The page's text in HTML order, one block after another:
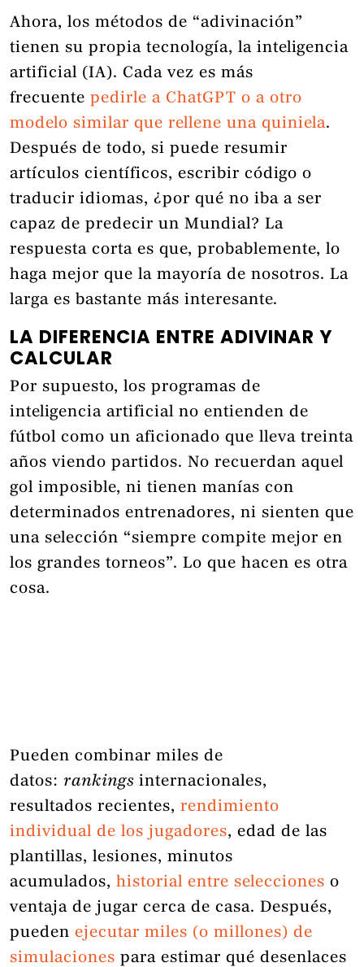
Ahora, los métodos de “adivinación”
tienen su propia tecnología, la inteligencia
artificial (IA). Cada vez es más
frecuente pedirle a ChatGPT o a otro
modelo similar que rellene una quiniela.
Después de todo, si puede resumir
artículos científicos, escribir código o
traducir idiomas, ¿por qué no iba a ser
capaz de predecir un Mundial? La
respuesta corta es que, probablemente, lo
haga mejor que la mayoría de nosotros. La
larga es bastante más interesante.
LA DIFERENCIA ENTRE ADIVINAR Y
CALCULAR
Por supuesto, los programas de
inteligencia artificial no entienden de
fútbol como un aficionado que lleva treinta
años viendo partidos. No recuerdan aquel
gol imposible, ni tienen manías con
determinados entrenadores, ni sienten que
una selección “siempre compite mejor en
los grandes torneos”. Lo que hacen es otra
cosa.
Pueden combinar miles de
datos: rankings internacionales,
resultados recientes, rendimiento
individual de los jugadores, edad de las
plantillas, lesiones, minutos
acumulados, historial entre selecciones o
ventaja de jugar cerca de casa. Después,
pueden ejecutar miles (o millones) de
simulaciones para estimar qué desenlaces